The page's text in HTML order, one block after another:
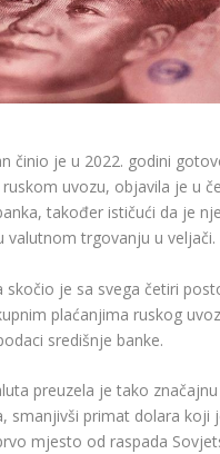
činio je u 2022. godini
uvozu, objavila je u
također ističući da je
valutnom trgovanju u veljači.
skočio je sa svega četiri
plaćanjima ruskog
središnje banke.
preuzela je tako
smanjivši primat dolara koji
mjesto od raspada